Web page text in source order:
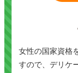
女性の国家資格
すので、デリケ